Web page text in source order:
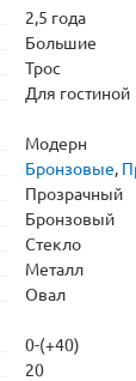
2,5 года
Большие
Трос
Для гостиной
Модерн
Бронзовые,
Прозрачный
Бронзовый
Стекло
Металл
Овал
0-(+40)
20